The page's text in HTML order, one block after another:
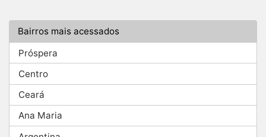
Bairros mais acessados
Próspera
Centro
Ceará
Ana Maria